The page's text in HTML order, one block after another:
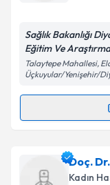
Sağlık Bakanlığı
Eğitim Ve
Talaytepe Mahallesi,
Üçkuyular/Yenişehir/
Randevu
Ass. Dr.
oluşturun.
Doç.
Kadın